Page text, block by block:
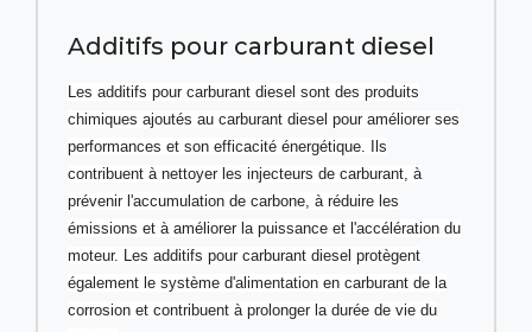
Additifs pour carburant diesel
Les additifs pour carburant diesel sont des produits
chimiques ajoutés au carburant diesel pour améliorer ses
performances et son efficacité énergétique. Ils
contribuent à nettoyer les injecteurs de carburant, à
prévenir l'accumulation de carbone, à réduire les
émissions et à améliorer la puissance et l'accélération du
moteur. Les additifs pour carburant diesel protègent
également le système d'alimentation en carburant de la
corrosion et contribuent à prolonger la durée de vie du